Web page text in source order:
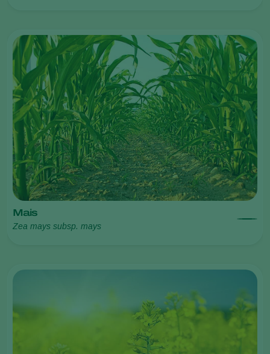
Mais
Zea mays subsp. mays